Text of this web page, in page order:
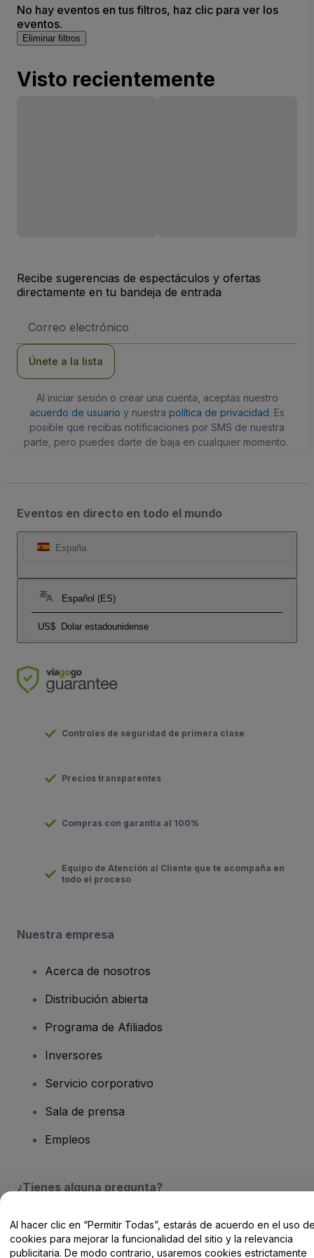
No hay eventos en tus filtros, haz clic para ver los
eventos.
Eliminar filtros
Visto recientemente
Recibe sugerencias de espectáculos y ofertas
directamente en tu bandeja de entrada
de
Únete a la lista
Al iniciar sesión o crear una cuenta, aceptas nuestro
acuerdo de usuario y nuestra política de privacidad. Es
posible que recibas notificaciones por SMS de nuestra
parte, pero puedes darte de baja en cualquier momento.
Eventos en directo en todo el mundo
España
Español (ES)
US$ Dolar estadounidense
Controles de seguridad de primera clase
Precios transparentes
Compras con garantía al 100%
Equipo de Atención al Cliente que te acompaña en
todo el proceso
Nuestra empresa
Acerca de nosotros
Distribución abierta
Programa de Afiliados
Inversores
Servicio corporativo
Sala de prensa
Empleos
¿Tienes alguna pregunta?
Centro de Ayuda / Contacto
Al hacer clic en “Permitir Todas”, estarás de acuerdo en el uso
cookies para mejorar la funcionalidad del sitio y la relevancia
publicitaria. De modo contrario, usaremos cookies estrictamente